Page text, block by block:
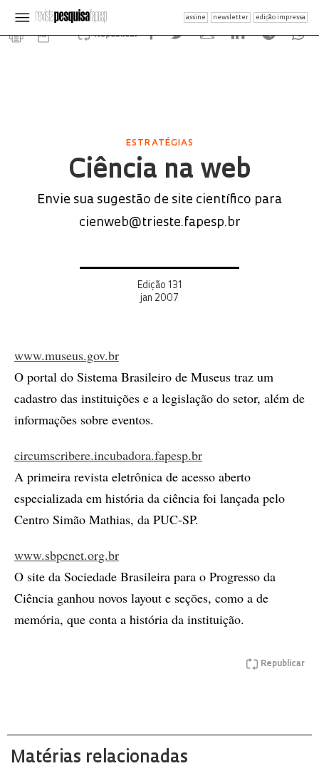
assine newsletter edição impressa
Republicar
ESTRATÉGIAS
Ciência na web
Envie sua sugestão de site científico para
cienweb@trieste.fapesp.br
Edição 131
jan 2007
www.museus.gov.br
O portal do Sistema Brasileiro de Museus traz um
cadastro das instituições e a legislação do setor, além de
informações sobre eventos.
circumscribere.incubadora.fapesp.br
A primeira revista eletrônica de acesso aberto
especializada em história da ciência foi lançada pelo
Centro Simão Mathias, da PUC-SP.
www.sbpcnet.org.br
O site da Sociedade Brasileira para o Progresso da
Ciência ganhou novos layout e seções, como a de
memória, que conta a história da instituição.
Republicar